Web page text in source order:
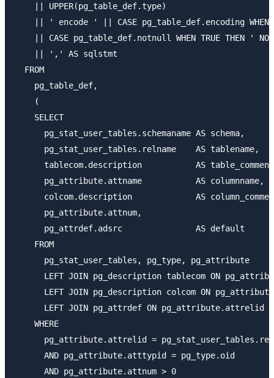
    || UPPER(pg_table_def.type)
|| ' encode ' || CASE pg_table_def.encoding
|| CASE pg_table_def.notnull WHEN TRUE THEN '
    || ',' AS sqlstmt
  FROM
    pg_table_def,
    (
    SELECT
      pg_stat_user_tables.schemaname AS schema,
      pg_stat_user_tables.relname    AS tablename,
tablecom.description           AS
      pg_attribute.attname           AS columnname,
colcom.description             AS
      pg_attribute.attnum,
      pg_attrdef.adsrc               AS default
    FROM
      pg_stat_user_tables, pg_type, pg_attribute
LEFT JOIN pg_description tablecom ON
LEFT JOIN pg_description colcom ON
LEFT JOIN pg_attrdef ON pg_attribute.attrelid
    WHERE
pg_attribute.attrelid =
      AND pg_attribute.atttypid = pg_type.oid
      AND pg_attribute.attnum > 0